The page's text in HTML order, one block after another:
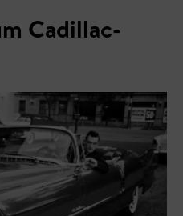
Cadillac-